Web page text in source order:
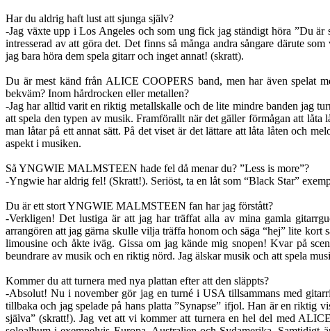
Har du aldrig haft lust att sjunga själv?
-Jag växte upp i Los Angeles och som ung fick jag ständigt höra ”Du
intresserad av att göra det. Det finns så många andra sångare därute
jag bara höra dem spela gitarr och inget annat! (skratt).
Du är mest känd från ALICE COOPERS band, men har även spelat
bekväm? Inom hårdrocken eller metallen?
-Jag har alltid varit en riktig metallskalle och de lite mindre banden jag
att spela den typen av musik. Framförallt när det gäller förmågan att låta
man låtar på ett annat sätt. På det viset är det lättare att låta låten och
aspekt i musiken.
Så YNGWIE MALMSTEEN hade fel då menar du? ”Less is more”?
-Yngwie har aldrig fel! (Skratt!). Seriöst, ta en låt som “Black Star”
Du är ett stort YNGWIE MALMSTEEN fan har jag förstått?
-Verkligen! Det lustiga är att jag har träffat alla av mina gamla
arrangören att jag gärna skulle vilja träffa honom och säga “hej” lite
limousine och åkte iväg. Gissa om jag kände mig snopen! Kvar på
beundrare av musik och en riktig nörd. Jag älskar musik och att spela
Kommer du att turnera med nya plattan efter att den släppts?
-Absolut! Nu i november gör jag en turné i USA tillsammans med
tillbaka och jag spelade på hans platta ”Synapse” ifjol. Han är en riktig
själva” (skratt!). Jag vet att vi kommer att turnera en hel del med